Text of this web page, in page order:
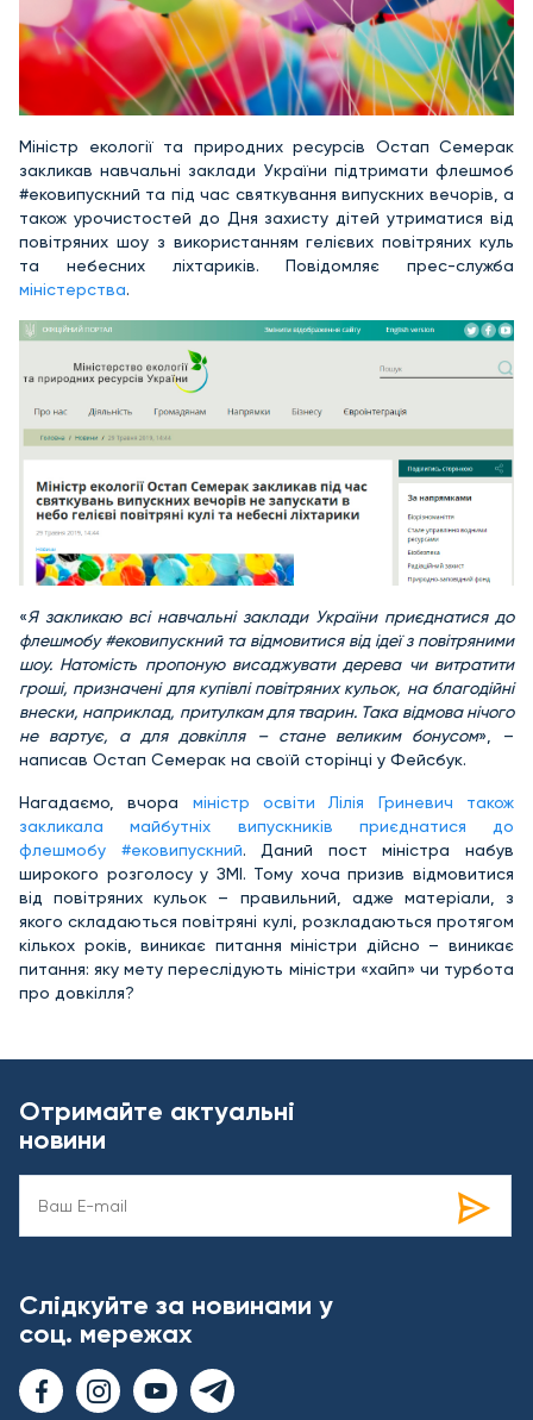
Міністр екології та природних ресурсів Остап Семерак
закликав навчальні заклади України підтримати флешмоб
#ековипускний та під час святкування випускних вечорів, а
також урочистостей до Дня захисту дітей утриматися від
повітряних шоу з використанням гелієвих повітряних куль
та небесних ліхтариків. Повідомляє прес-служба
міністерства.
«Я закликаю всі навчальні заклади України приєднатися до
флешмобу #ековипускний та відмовитися від ідеї з повітряними
шоу. Натомість пропоную висаджувати дерева чи витратити
гроші, призначені для купівлі повітряних кульок, на благодійні
внески, наприклад, притулкам для тварин. Така відмова нічого
не вартує, а для довкілля – стане великим бонусом», –
написав Остап Семерак на своїй сторінці у Фейсбук.
Нагадаємо, вчора міністр освіти Лілія Гриневич також
закликала майбутніх випускників приєднатися до
флешмобу #ековипускний. Даний пост міністра набув
широкого розголосу у ЗМІ. Тому хоча призив відмовитися
від повітряних кульок – правильний, адже матеріали, з
якого складаються повітряні кулі, розкладаються протягом
кількох років, виникає питання міністри дійсно – виникає
питання: яку мету переслідують міністри «хайп» чи турбота
про довкілля?
Отримайте актуальні
новини
Слідкуйте за новинами у
соц. мережах